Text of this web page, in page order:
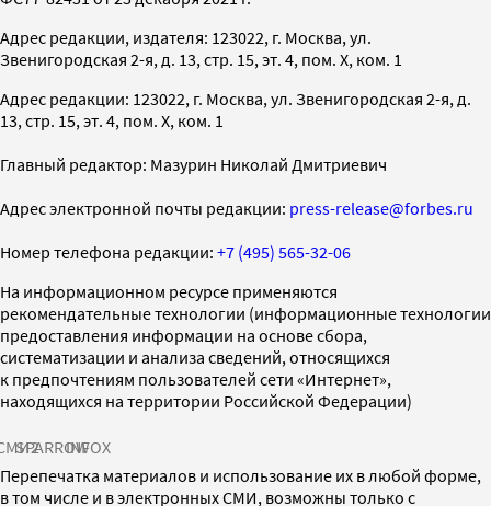
Адрес редакции, издателя: 123022, г. Москва, ул.
Звенигородская 2-я, д. 13, стр. 15, эт. 4, пом. X, ком. 1
Адрес редакции: 123022, г. Москва, ул. Звенигородская 2-я, д.
13, стр. 15, эт. 4, пом. X, ком. 1
Главный редактор: Мазурин Николай Дмитриевич
Адрес электронной почты редакции: press-release@forbes.ru
Номер телефона редакции: +7 (495) 565-32-06
На информационном ресурсе применяются
рекомендательные технологии (информационные технологии
предоставления информации на основе сбора,
систематизации и анализа сведений, относящихся
к предпочтениям пользователей сети «Интернет»,
находящихся на территории Российской Федерации)
SPARROWINFOX
Перепечатка материалов и использование их в любой форме,
в том числе и в электронных СМИ, возможны только с